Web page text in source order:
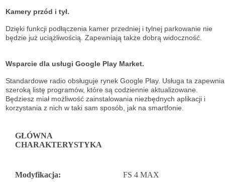
Kamery przód i tył.
Dzięki funkcji podłączenia kamer przedniej i tylnej parkowanie nie
będzie już uciążliwością. Zapewniają także dobrą widoczność.
Wsparcie dla usługi Google Play Market.
Standardowe radio obsługuje rynek Google Play. Usługa ta zapewnia
szeroką listę programów, które są codziennie aktualizowane.
Będziesz miał możliwość zainstalowania niezbędnych aplikacji i
korzystania z nich w taki sam sposób, jak na smartfonie.
GŁÓWNA
CHARAKTERYSTYKA
Modyfikacja: FS 4 MAX